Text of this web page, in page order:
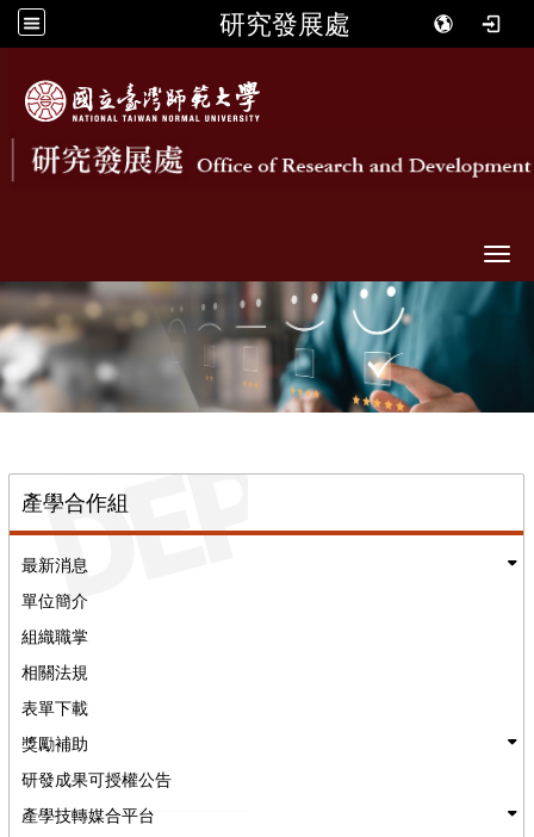
研究發展處
產學合作組
最新消息
單位簡介
組織職掌
相關法規
表單下載
獎勵補助
研發成果可授權公告
產學技轉媒合平台